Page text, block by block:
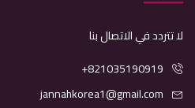
لا تتردد في الاتصال بنا
+821035190919
jannahkorea1@gmail.com